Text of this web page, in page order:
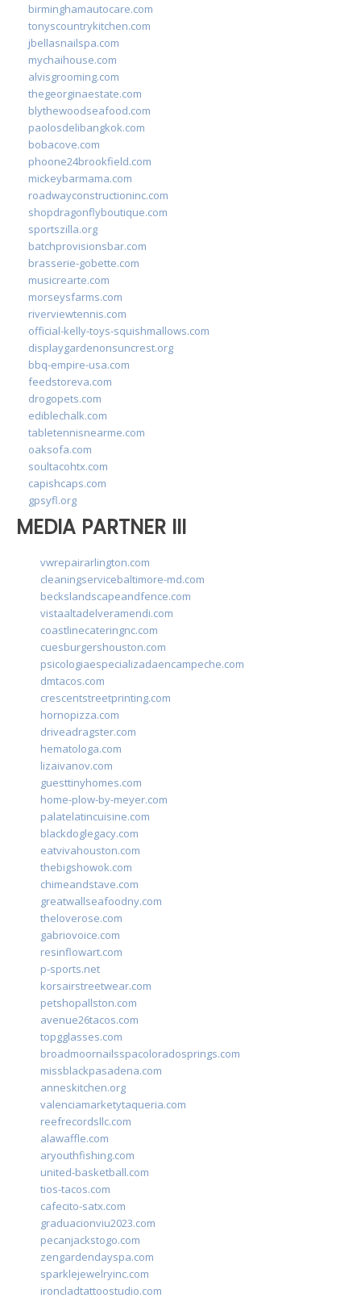
birminghamautocare.com
tonyscountrykitchen.com
jbellasnailspa.com
mychaihouse.com
alvisgrooming.com
thegeorginaestate.com
blythewoodseafood.com
paolosdelibangkok.com
bobacove.com
phoone24brookfield.com
mickeybarmama.com
roadwayconstructioninc.com
shopdragonflyboutique.com
sportszilla.org
batchprovisionsbar.com
brasserie-gobette.com
musicrearte.com
morseysfarms.com
riverviewtennis.com
official-kelly-toys-squishmallows.com
displaygardenonsuncrest.org
bbq-empire-usa.com
feedstoreva.com
drogopets.com
ediblechalk.com
tabletennisnearme.com
oaksofa.com
soultacohtx.com
capishcaps.com
gpsyfl.org
MEDIA PARTNER III
vwrepairarlington.com
cleaningservicebaltimore-md.com
beckslandscapeandfence.com
vistaaltadelveramendi.com
coastlinecateringnc.com
cuesburgershouston.com
psicologiaespecializadaencampeche.com
dmtacos.com
crescentstreetprinting.com
hornopizza.com
driveadragster.com
hematologa.com
lizaivanov.com
guesttinyhomes.com
home-plow-by-meyer.com
palatelatincuisine.com
blackdoglegacy.com
eatvivahouston.com
thebigshowok.com
chimeandstave.com
greatwallseafoodny.com
theloverose.com
gabriovoice.com
resinflowart.com
p-sports.net
korsairstreetwear.com
petshopallston.com
avenue26tacos.com
topgglasses.com
broadmoornailsspacoloradosprings.com
missblackpasadena.com
anneskitchen.org
valenciamarketytaqueria.com
reefrecordsllc.com
alawaffle.com
aryouthfishing.com
united-basketball.com
tios-tacos.com
cafecito-satx.com
graduacionviu2023.com
pecanjackstogo.com
zengardendayspa.com
sparklejewelryinc.com
ironcladtattoostudio.com